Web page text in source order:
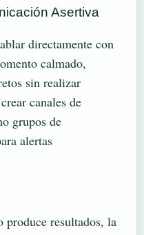
Asertiva
directamente con
calmado,
sin realizar
canales de
grupos de
alertas
resultados, la